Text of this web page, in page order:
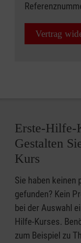
Vertrag
Erste-Hilfe-
Gestalten
Kurs
Sie haben keinen
gefunden? Kein
bei der Auswahl
Hilfe-Kurses.
zum Beispiel zu